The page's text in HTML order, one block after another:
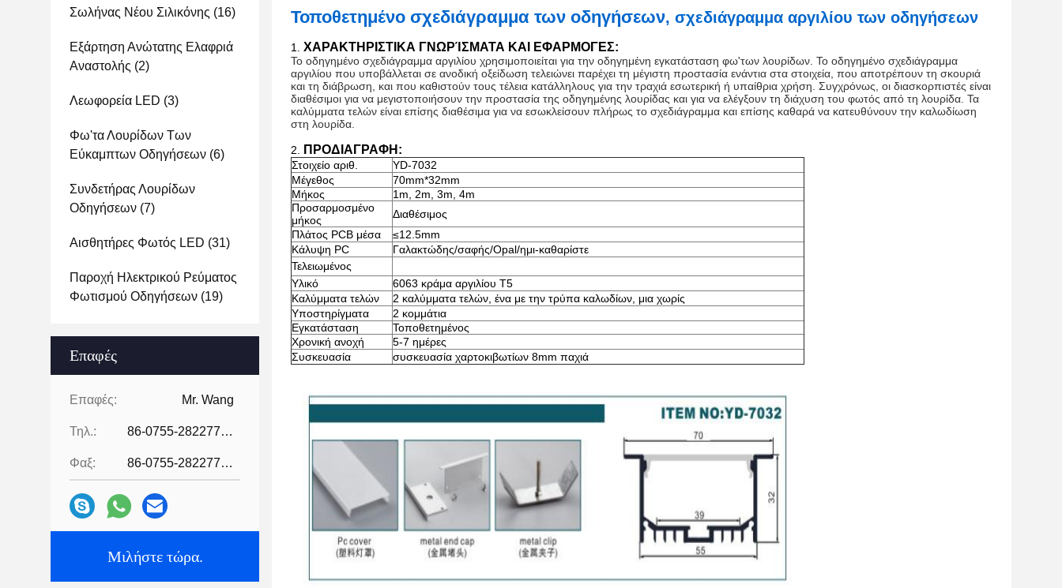
Σωλήνας Νέου Σιλικόνης (16)
Εξάρτηση Ανώτατης Ελαφριά
Αναστολής (2)
Λεωφορεία LED (3)
Φω'τα Λουρίδων Των
Εύκαμπτων Οδηγήσεων (6)
Συνδετήρας Λουρίδων
Οδηγήσεων (7)
Αισθητήρες Φωτός LED (31)
Παροχή Ηλεκτρικού Ρεύματος
Φωτισμού Οδηγήσεων (19)
Επαφές
Επαφές: Mr. Wang
Τηλ.: 86-0755-28227709
Φαξ: 86-0755-28227709
Μιλήστε τώρα.
Τοποθετημένο σχεδιάγραμμα των οδηγήσεων, σχεδιάγραμμα αργιλίου των οδηγήσεων
1. ΧΑΡΑΚΤΗΡΙΣΤΙΚΑ ΓΝΩΡΊΣΜΑΤΑ ΚΑΙ ΕΦΑΡΜΟΓΕΣ:
Το οδηγημένο σχεδιάγραμμα αργιλίου χρησιμοποιείται για την οδηγημένη εγκατάσταση φω'των λουρίδων. Το οδηγημένο σχεδιάγραμμα
αργιλίου που υποβάλλεται σε ανοδική οξείδωση τελειώνει παρέχει τη μέγιστη προστασία ενάντια στα στοιχεία, που αποτρέπουν τη σκουριά
και τη διάβρωση, και που καθιστούν τους τέλεια κατάλληλους για την τραχιά εσωτερική ή υπαίθρια χρήση. Συγχρόνως, οι διασκορπιστές είναι
διαθέσιμοι για να μεγιστοποιήσουν την προστασία της οδηγημένης λουρίδας και για να ελέγξουν τη διάχυση του φωτός από τη λουρίδα. Τα
καλύμματα τελών είναι επίσης διαθέσιμα για να εσωκλείσουν πλήρως το σχεδιάγραμμα και επίσης καθαρά να κατευθύνουν την καλωδίωση
στη λουρίδα.
2. ΠΡΟΔΙΑΓΡΑΦΗ:
Στοιχείο αριθ.
YD-7032
Μέγεθος
70mm*32mm
Μήκος
1m, 2m, 3m, 4m
Προσαρμοσμένο
μήκος
Διαθέσιμος
Πλάτος PCB μέσα
≤12.5mm
Κάλυψη PC
Γαλακτώδης/σαφής/Opal/ημι-καθαρίστε
Τελειωμένος
Υλικό
6063 κράμα αργιλίου T5
Καλύμματα τελών
2 καλύμματα τελών, ένα με την τρύπα καλωδίων, μια χωρίς
Υποστηρίγματα
2 κομμάτια
Εγκατάσταση
Τοποθετημένος
Χρονική ανοχή
5-7 ημέρες
Συσκευασία
συσκευασία χαρτοκιβωτίων 8mm παχιά